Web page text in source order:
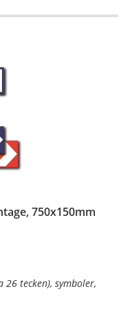
750x150mm
tecken), symboler,